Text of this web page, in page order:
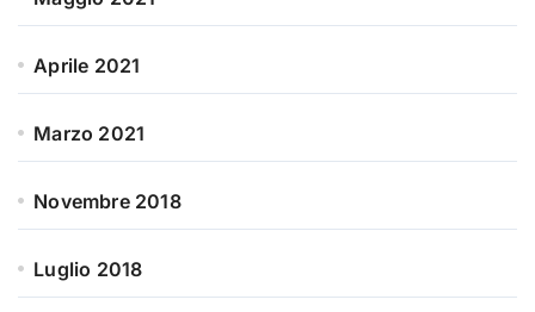
Aprile 2021
Marzo 2021
Novembre 2018
Luglio 2018